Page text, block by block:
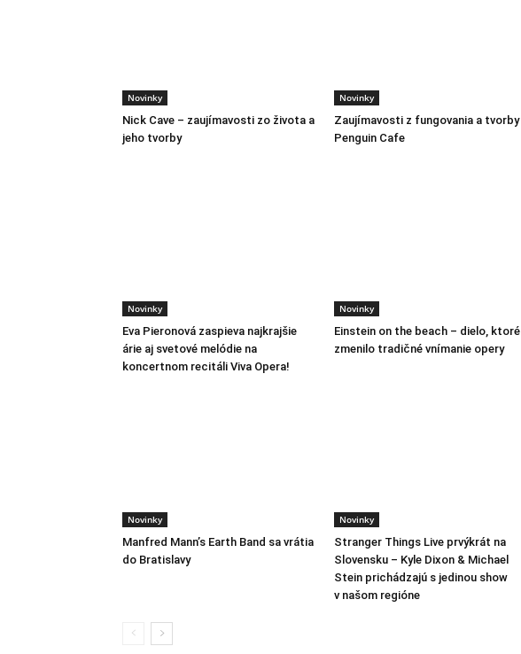
Novinky
Nick Cave – zaujímavosti zo života a
jeho tvorby
Novinky
Zaujímavosti z fungovania a tvorby
Penguin Cafe
Novinky
Eva Pieronová zaspieva najkrajšie
árie aj svetové melódie na
koncertnom recitáli Viva Opera!
Novinky
Einstein on the beach – dielo, ktoré
zmenilo tradičné vnímanie opery
Novinky
Manfred Mann’s Earth Band sa vrátia
do Bratislavy
Novinky
Stranger Things Live prvýkrát na
Slovensku – Kyle Dixon & Michael
Stein prichádzajú s jedinou show
v našom regióne